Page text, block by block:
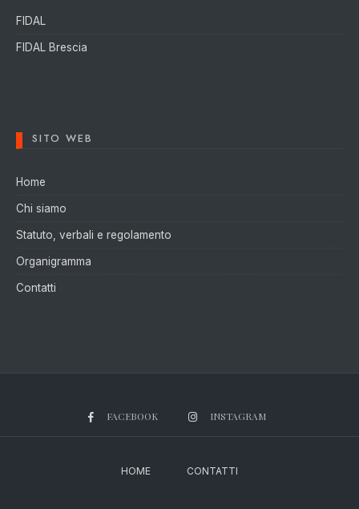
FIDAL
FIDAL Brescia
SITO WEB
Home
Chi siamo
Statuto, verbali e regolamento
Organigramma
Contatti
FACEBOOK INSTAGRAM
HOME CONTATTI